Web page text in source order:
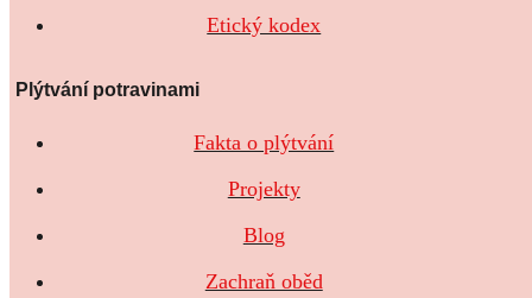
Etický kodex
Plýtvání potravinami
Fakta o plýtvání
Projekty
Blog
Zachraň oběd